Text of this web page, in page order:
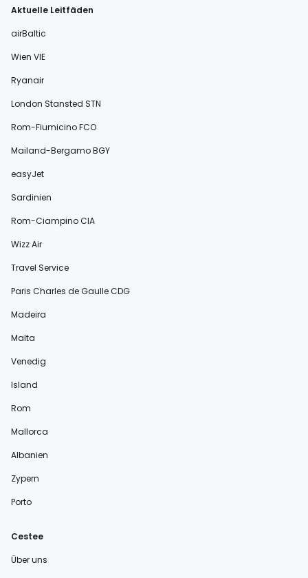
Aktuelle Leitfäden
airBaltic
Wien VIE
Ryanair
London Stansted STN
Rom-Fiumicino FCO
Mailand-Bergamo BGY
easyJet
Sardinien
Rom-Ciampino CIA
Wizz Air
Travel Service
Paris Charles de Gaulle CDG
Madeira
Malta
Venedig
Island
Rom
Mallorca
Albanien
Zypern
Porto
Cestee
Über uns